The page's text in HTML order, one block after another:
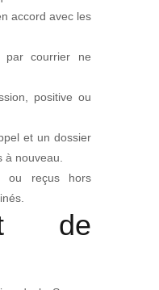
accord avec les
par courrier ne
positive ou
et un dossier
nouveau.
ou reçus hors
de